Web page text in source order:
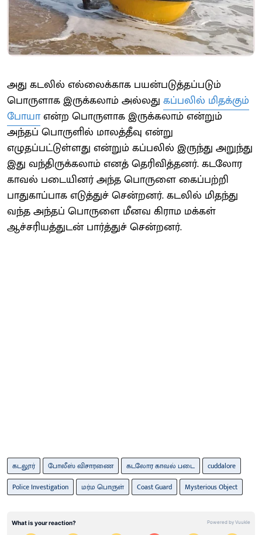
அது கடலில் எல்லைக்காக பயன்படுத்தப்படும்
பொருளாக இருக்கலாம் அல்லது கப்பலில் மிதக்கும்
போயாஎன்ற பொருளாக இருக்கலாம் என்றும்
அந்தப் பொருளில் மாலத்தீவு என்று
எழுதப்பட்டுள்ளது என்றும் கப்பலில் இருந்து அறுந்து
இது வந்திருக்கலாம் எனத் தெரிவித்தனர். கடலோர
காவல் படையினர் அந்த பொருளை கைப்பற்றி
பாதுகாப்பாக எடுத்துச் சென்றனர். கடலில் மிதந்து
வந்த அந்தப் பொருளை மீனவ கிராம மக்கள்
ஆச்சரியத்துடன் பார்த்துச் சென்றனர்.
கடலூர் போலீஸ் விசாரணை கடலோர காவல் படை
cuddalore
Police Investigation
மர்ம பொருள் Coast Guard Mysterious Object